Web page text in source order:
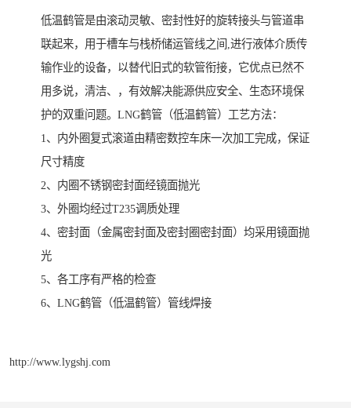
低温鹤管是由滚动灵敏、密封性好的旋转接头与管道串
联起来，用于槽车与栈桥储运管线之间,进行液体介质传
输作业的设备，以替代旧式的软管衔接，它优点已然不
用多说，清洁、，有效解决能源供应安全、生态环境保
护的双重问题。LNG鹤管（低温鹤管）工艺方法：
1、内外圈复式滚道由精密数控车床一次加工完成，保证
尺寸精度
2、内圈不锈钢密封面经镜面抛光
3、外圈均经过T235调质处理
4、密封面（金属密封面及密封圈密封面）均采用镜面抛
光
5、各工序有严格的检查
6、LNG鹤管（低温鹤管）管线焊接
http://www.lygshj.com